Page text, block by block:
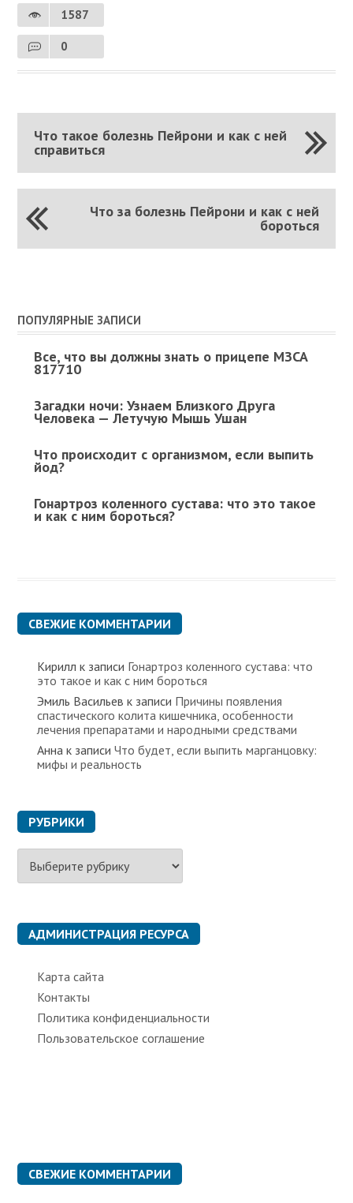
1587
0
Что такое болезнь Пейрони и как с ней
справиться
Что за болезнь Пейрони и как с ней
бороться
ПОПУЛЯРНЫЕ ЗАПИСИ
Все, что вы должны знать о прицепе МЗСА
817710
Загадки ночи: Узнаем Близкого Друга
Человека — Летучую Мышь Ушан
Что происходит с организмом, если выпить
йод?
Гонартроз коленного сустава: что это такое
и как с ним бороться?
СВЕЖИЕ КОММЕНТАРИИ
Кирилл к записи Гонартроз коленного сустава: что
это такое и как с ним бороться
Эмиль Васильев к записи Причины появления
спастического колита кишечника, особенности
лечения препаратами и народными средствами
Анна к записиЧто будет, если выпить марганцовку:
мифы и реальность
РУБРИКИ
б
к
и АДМИНИСТРАЦИЯ РЕСУРСА
Карта сайта
Контакты
Политика конфиденциальности
Пользовательское соглашение
СВЕЖИЕ КОММЕНТАРИИ